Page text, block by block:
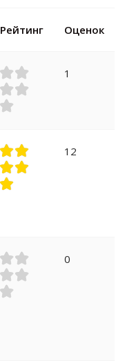
Рейтинг Оценок
1
12
0